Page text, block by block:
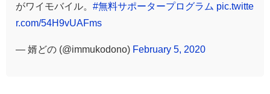
がワイモバイル。 #無料サポータープログラム pic.twitte
r.com/54H9vUAFms
— 婿どの (@immukodono) February 5, 2020